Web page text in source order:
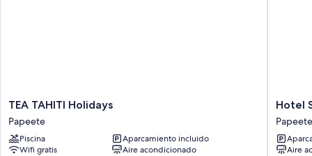
Baños compartidos con duchas
Zonas de estar independientes, comedores independientes y
cocinas compartidas o comunes
TEA
TAHITI
Holidays
Papeete
TEA TAHITI Holidays
Papeete
Piscina
Aparcamiento incluido
Wifi gratis
Aire acondicionado
Hotel
Sarah
Nui
Papeete
Hotel
Papeete
Aire